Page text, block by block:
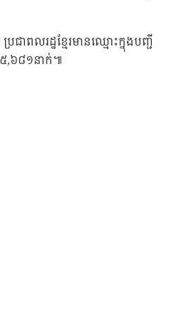
ាពលរដ្ឋខ្មែរមានឈ្មោះក្នុងបញ្ជី
,៦៨១នាក់៕